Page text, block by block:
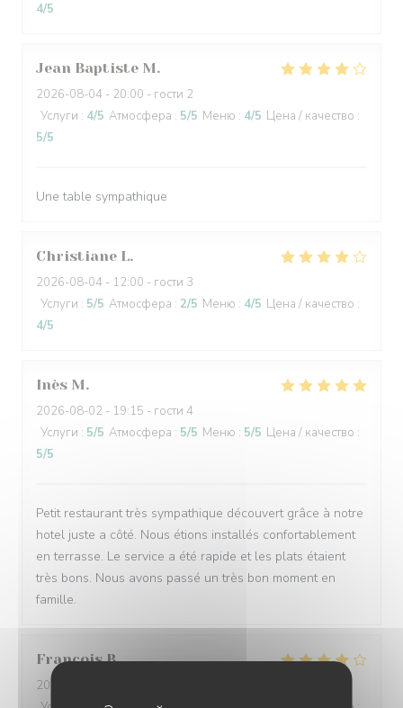
4/5
Jean Baptiste M
2026-08-04 - 20:00 - гости 2
Услуги : 4/5 Атмосфера : 5/5 Меню : 4/5 Цена / качество :
5/5
Une table sympathique
Christiane L
2026-08-04 - 12:00 - гости 3
Услуги : 5/5 Атмосфера : 2/5 Меню : 4/5 Цена / качество :
4/5
Inès M
2026-08-02 - 19:15 - гости 4
Услуги : 5/5 Атмосфера : 5/5 Меню : 5/5 Цена / качество :
5/5
Petit restaurant très sympathique découvert grâce à notre
hotel juste a côté. Nous étions installés confortablement
en terrasse. Le service a été rapide et les plats étaient
très bons. Nous avons passé un très bon moment en
famille.
Francois B
2026-07-30